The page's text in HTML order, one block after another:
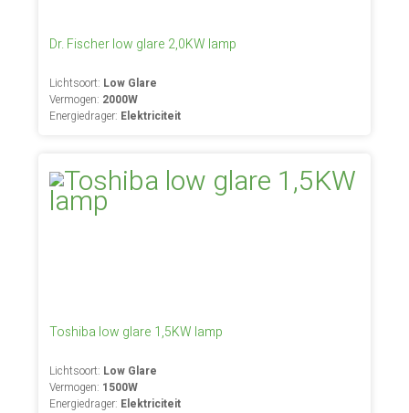
Dr. Fischer low glare 2,0KW lamp
Lichtsoort: Low Glare
Vermogen: 2000W
Energiedrager: Elektriciteit
Toshiba low glare 1,5KW lamp
Lichtsoort: Low Glare
Vermogen: 1500W
Energiedrager: Elektriciteit